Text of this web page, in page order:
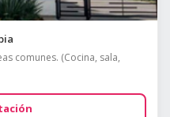
comunes. (Cocina, sala,